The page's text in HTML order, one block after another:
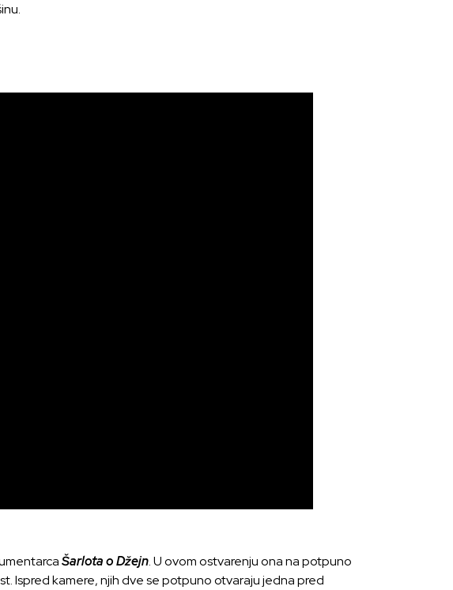
Šarlota o Džejn. U ovom ostvarenju ona na potpuno
Ispred kamere, njih dve se potpuno otvaraju jedna pred